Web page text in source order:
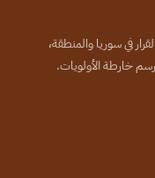
في سوريا والمنطقة،
خارطة الأولويات.